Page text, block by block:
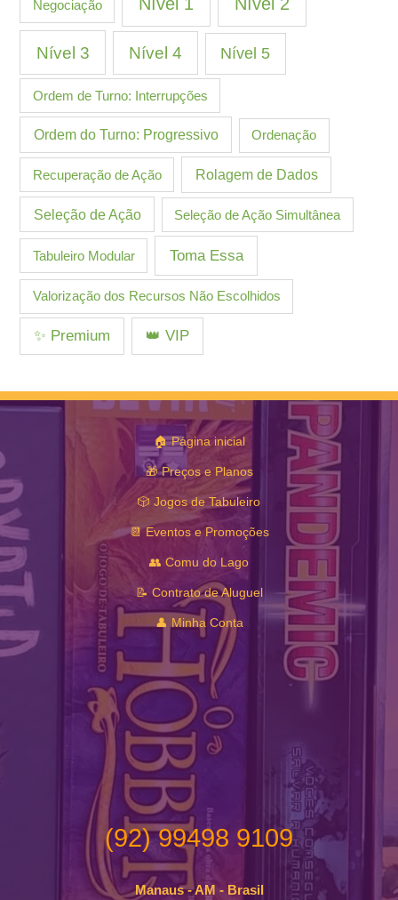
Negociação
Nível 3 Nível 4 Nível 5
Ordem de Turno: Interrupções
Ordem do Turno: Progressivo Ordenação
Recuperação de Ação Rolagem de Dados
Seleção de Ação Seleção de Ação Simultânea
Tabuleiro Modular Toma Essa
Valorização dos Recursos Não Escolhidos
✨ Premium 👑 VIP
🏠 Página inicial
🎁 Preços e Planos
🎲 Jogos de Tabuleiro
📆 Eventos e Promoções
👥 Comu do Lago
📝 Contrato de Aluguel
👤 Minha Conta
(92) 99498 9109
Manaus - AM - Brasil